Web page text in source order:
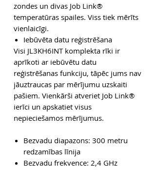
zondes un divas Job Link®
temperatūras spailes. Viss tiek mērīts
vienlaicīgi.
Iebūvēta datu reģistrēšana
Visi JL3KH6INT komplekta rīki ir
aprīkoti ar iebūvētu datu
reģistrēšanas funkciju, tāpēc jums nav
jāuztraucas par mērījumu uzskaiti
pašiem. Vienkārši atveriet Job Link®
ierīci un apskatiet visus
nepieciešamos mērījumus.
Bezvadu diapazons: 300 metru
redzamības līnija
Bezvadu frekvence: 2,4 GHz